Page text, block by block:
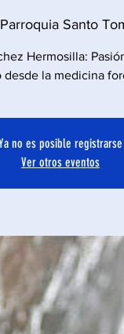
Parroquia Santo
Hermosilla:
desde la medicina
no es posible registrarse
Ver otros eventos